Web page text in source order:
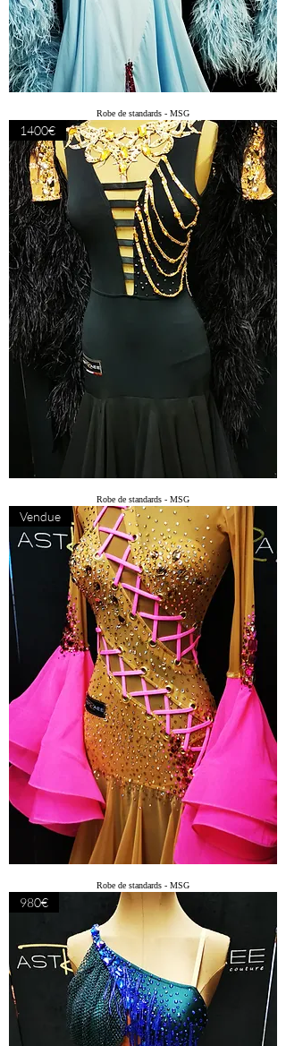
Robe de standards - MSG
1400€
Robe de standards - MSG
Vendue
Robe de standards - MSG
980€